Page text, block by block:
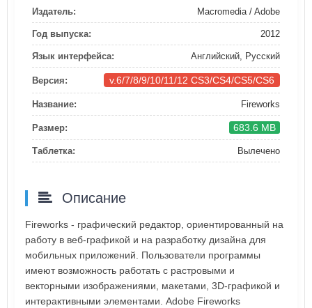
Издатель: Macromedia / Adobe
Год выпуска: 2012
Язык интерфейса: Английский, Русский
Версия: v.6/7/8/9/10/11/12 CS3/CS4/CS5/CS6
Название: Fireworks
Размер: 683.6 MB
Таблетка: Вылечено
Описание
Fireworks - графический редактор, ориентированный на
работу в веб-графикой и на разработку дизайна для
мобильных приложений. Пользователи программы
имеют возможность работать с растровыми и
векторными изображениями, макетами, 3D-графикой и
интерактивными элементами. Adobe Fireworks